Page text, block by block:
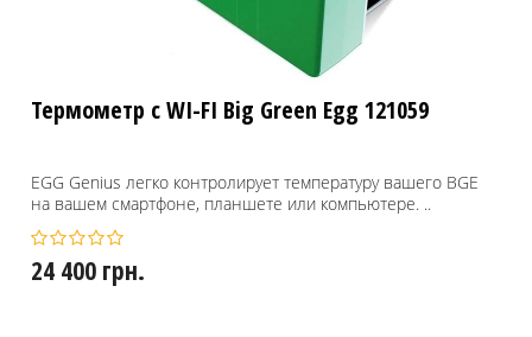
Термометр с WI-FI Big Green Egg 121059
EGG Genius легко контролирует температуру вашего BGE
на вашем смартфоне, планшете или компьютере. ..
24 400 грн.